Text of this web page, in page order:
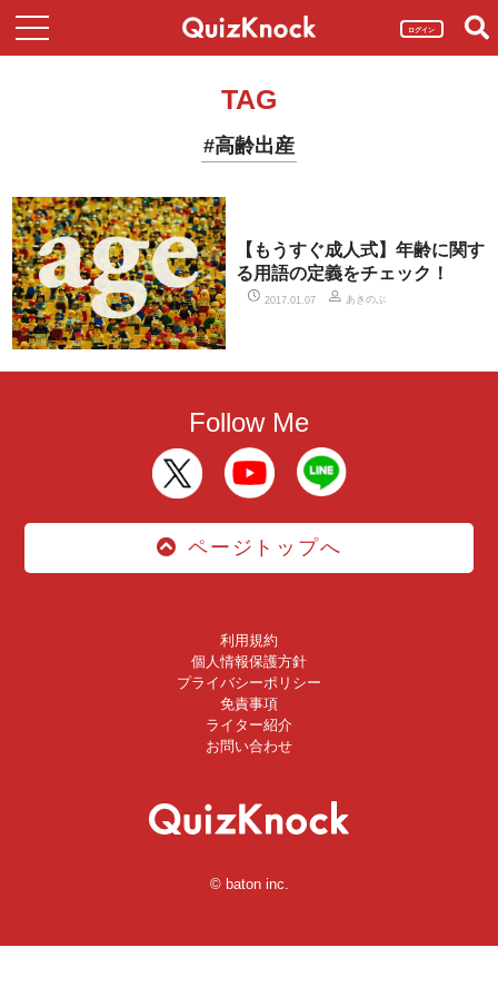
ログイン
TAG
#高齢出産
【もうすぐ成人式】年齢に関す
る用語の定義をチェック！
2017.01.07 あきのぶ
Follow Me
ページトップへ
利用規約
個人情報保護方針
プライバシーポリシー
免責事項
ライター紹介
お問い合わせ
© baton inc.